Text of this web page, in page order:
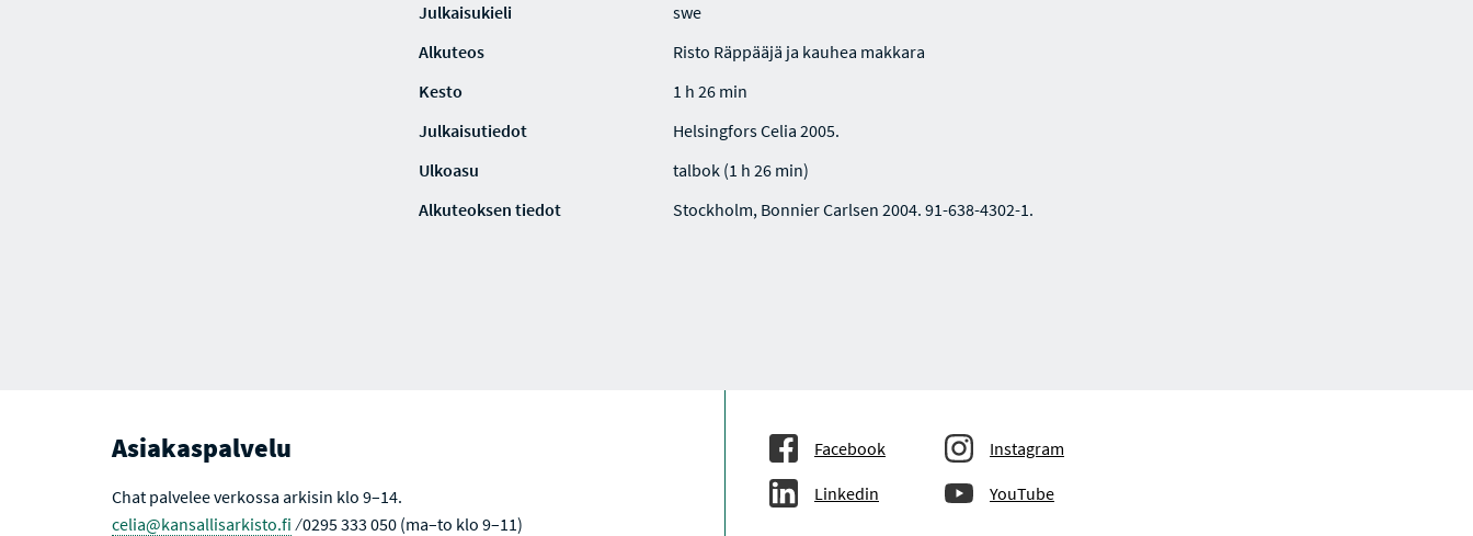
Julkaisukieli
swe
Alkuteos
Risto Räppääjä ja kauhea makkara
Kesto
1 h 26 min
Julkaisutiedot
Helsingfors Celia 2005.
Ulkoasu
talbok (1 h 26 min)
Alkuteoksen tiedot
Stockholm, Bonnier Carlsen 2004. 91-638-4302-1.
Asiakaspalvelu
Chat palvelee verkossa arkisin klo 9–14.
celia@kansallisarkisto.fi ⁄ 0295 333 050 (ma–to klo 9–11)
Facebook Instagram
Linkedin YouTube